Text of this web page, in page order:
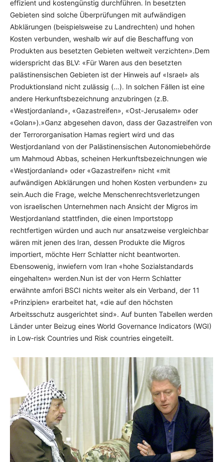
effizient und kostengünstig durchführen. In besetzten
Gebieten sind solche Überprüfungen mit aufwändigen
Abklärungen (beispielsweise zu Landrechten) und hohen
Kosten verbunden, weshalb wir auf die Beschaffung von
Produkten aus besetzten Gebieten weltweit verzichten».Dem
widerspricht das BLV: «Für Waren aus den besetzten
palästinensischen Gebieten ist der Hinweis auf «Israel» als
Produktionsland nicht zulässig (…). In solchen Fällen ist eine
andere Herkunftsbezeichnung anzubringen (z.B.
«Westjordanland», «Gazastreifen», «Ost-Jerusalem» oder
«Golan»).»Ganz abgesehen davon, dass der Gazastreifen von
der Terrororganisation Hamas regiert wird und das
Westjordanland von der Palästinensischen Autonomiebehörde
um Mahmoud Abbas, scheinen Herkunftsbezeichnungen wie
«Westjordanland» oder «Gazastreifen» nicht «mit
aufwändigen Abklärungen und hohen Kosten verbunden» zu
sein.Auch die Frage, welche Menschenrechtsverletzungen
von israelischen Unternehmen nach Ansicht der Migros im
Westjordanland stattfinden, die einen Importstopp
rechtfertigen würden und auch nur ansatzweise vergleichbar
wären mit jenen des Iran, dessen Produkte die Migros
importiert, möchte Herr Schlatter nicht beantworten.
Ebensowenig, inwiefern vom Iran «hohe Sozialstandards
eingehalten» werden.Nun ist der von Herrn Schlatter
erwähnte amfori BSCI nichts weiter als ein Verband, der 11
«Prinzipien» erarbeitet hat, «die auf den höchsten
Arbeitsschutz ausgerichtet sind». Auf bunten Tabellen werden
Länder unter Beizug eines World Governance Indicators (WGI)
in Low-risk Countries und Risk countries eingeteilt.